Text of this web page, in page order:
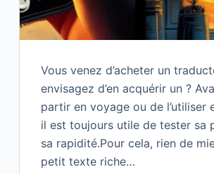
Vous venez d’acheter un
envisagez d’en acquérir un ?
partir en voyage ou de l’utiliser
il est toujours utile de tester sa
sa rapidité.Pour cela, rien de
petit texte riche…